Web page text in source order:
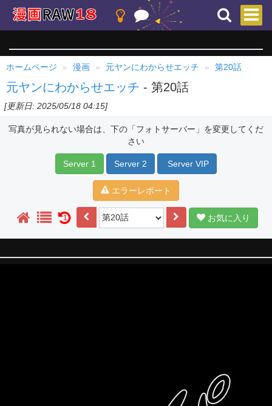
ホームページ 漫画 元ヤンにわからせエッチ 第20話
元ヤンにわからせエッチ - 第20話
[更新日: 2025/05/18 04:15]
写真が見られない場合は、下の「フォトサーバー」を変更してくだ
さい
Server 1 Server 2 Server VIP
エラーレポート
1 お気に入り